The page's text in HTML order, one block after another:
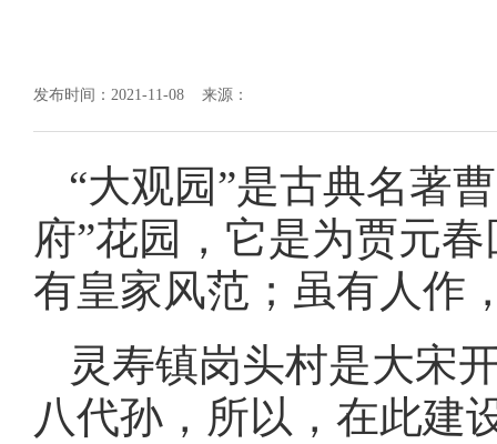
发布时间：2021-11-08 来源：
“大观园”是古典名著
府”花园，它是为贾元
有皇家风范；虽有人作
灵寿镇岗头村是大宋
八代孙，所以，在此建